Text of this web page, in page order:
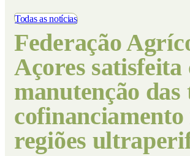
Todas as notícias
Federação
Açores satisfeita
manutenção das
cofinanciamento
regiões